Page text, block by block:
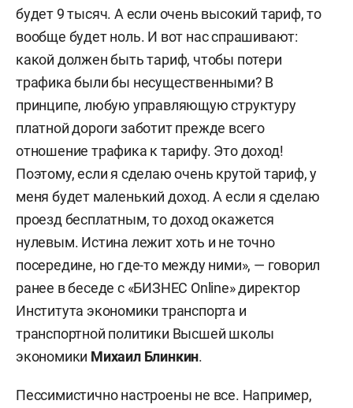
будет 9 тысяч. А если очень высокий тариф, то
вообще будет ноль. И вот нас спрашивают:
какой должен быть тариф, чтобы потери
трафика были бы несущественными? В
принципе, любую управляющую структуру
платной дороги заботит прежде всего
отношение трафика к тарифу. Это доход!
Поэтому, если я сделаю очень крутой тариф, у
меня будет маленький доход. А если я сделаю
проезд бесплатным, то доход окажется
нулевым. Истина лежит хоть и не точно
посередине, но где-то между ними», — говорил
ранее в беседе с «БИЗНЕС Online» директор
Института экономики транспорта и
транспортной политики Высшей школы
экономики Михаил Блинкин.
Пессимистично настроены не все. Например,